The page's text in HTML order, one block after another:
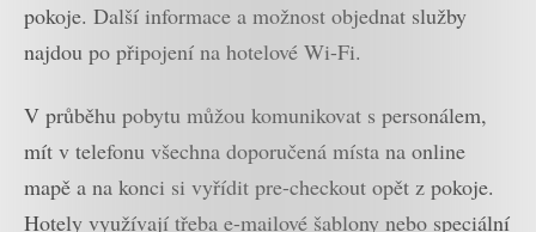
pokoje. Další informace a možnost objednat služby
najdou po připojení na hotelové Wi-Fi.
V průběhu pobytu můžou komunikovat s personálem,
mít v telefonu všechna doporučená místa na online
mapě a na konci si vyřídit pre-checkout opět z pokoje.
Hotely využívají třeba e-mailové šablony nebo speciální